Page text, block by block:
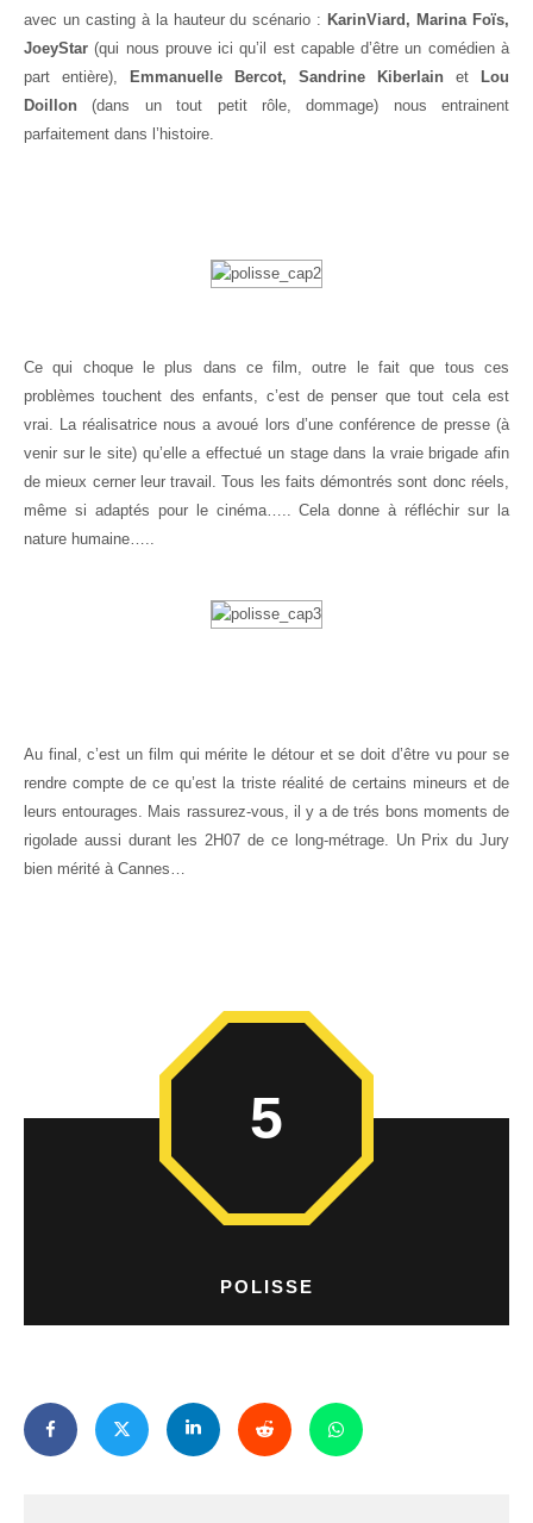
avec un casting à la hauteur du scénario : KarinViard, Marina Foïs,
JoeyStar (qui nous prouve ici qu’il est capable d’être un comédien à
part entière),
Emmanuelle Bercot, Sandrine Kiberlain et
Lou
Doillon (dans un tout petit rôle, dommage) nous entrainent
parfaitement dans l’histoire.
Ce qui choque le plus dans ce film, outre le fait que tous ces
problèmes touchent des enfants, c’est de penser que tout cela est
vrai. La réalisatrice nous a avoué lors d’une conférence de presse (à
venir sur le site) qu’elle a effectué un stage dans la vraie brigade afin
de mieux cerner leur travail. Tous les faits démontrés sont donc réels,
même si adaptés pour le cinéma….. Cela donne à réfléchir sur la
nature humaine…..
Au final, c’est un film qui mérite le détour et se doit d’être vu pour se
rendre compte de ce qu’est la triste réalité de certains mineurs et de
leurs entourages. Mais rassurez-vous, il y a de trés bons moments de
rigolade aussi durant les 2H07 de ce long-métrage. Un Prix du Jury
bien mérité à Cannes…
POLISSE
5